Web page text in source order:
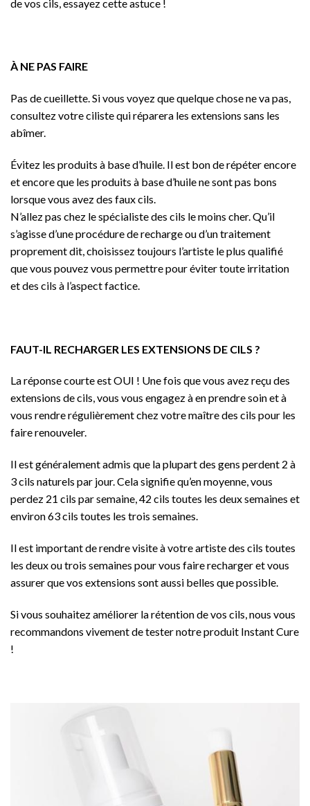
de vos cils, essayez cette astuce !
À NE PAS FAIRE
Pas de cueillette. Si vous voyez que quelque chose ne va pas,
consultez votre ciliste qui réparera les extensions sans les
abîmer.
Évitez les produits à base d’huile. Il est bon de répéter encore
et encore que les produits à base d’huile ne sont pas bons
lorsque vous avez des faux cils.
N’allez pas chez le spécialiste des cils le moins cher. Qu’il
s’agisse d’une procédure de recharge ou d’un traitement
proprement dit, choisissez toujours l’artiste le plus qualifié
que vous pouvez vous permettre pour éviter toute irritation
et des cils à l’aspect factice.
FAUT-IL RECHARGER LES EXTENSIONS DE CILS ?
La réponse courte est OUI ! Une fois que vous avez reçu des
extensions de cils, vous vous engagez à en prendre soin et à
vous rendre régulièrement chez votre maître des cils pour les
faire renouveler.
Il est généralement admis que la plupart des gens perdent 2 à
3 cils naturels par jour. Cela signifie qu’en moyenne, vous
perdez 21 cils par semaine, 42 cils toutes les deux semaines et
environ 63 cils toutes les trois semaines.
Il est important de rendre visite à votre artiste des cils toutes
les deux ou trois semaines pour vous faire recharger et vous
assurer que vos extensions sont aussi belles que possible.
Si vous souhaitez améliorer la rétention de vos cils, nous vous
recommandons vivement de tester notre produit Instant Cure
!